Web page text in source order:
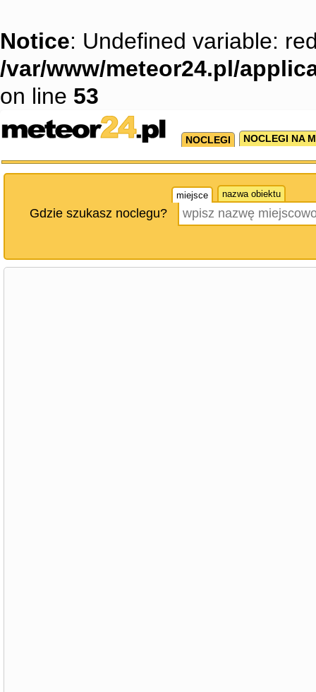
Notice: Undefined variable:
/var/www/meteor24.pl/
on line 53
NOCLEGI NOCLEGI NA
miejsce nazwa obiektu
Gdzie szukasz noclegu?